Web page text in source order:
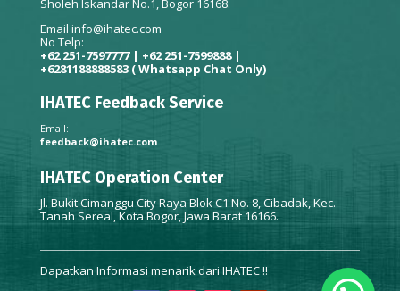
Sholeh Iskandar No.1, Bogor 16168.
Email info@ihatec.com
No Telp:
+62 251-7597777 | +62 251-7599888 |
+6281188888583 ( Whatsapp Chat Only)
IHATEC Feedback Service
Email:
feedback@ihatec.com
IHATEC Operation Center
Jl. Bukit Cimanggu City Raya Blok C1 No. 8, Cibadak, Kec.
Tanah Sereal, Kota Bogor, Jawa Barat 16166.
Dapatkan Informasi menarik dari IHATEC !!